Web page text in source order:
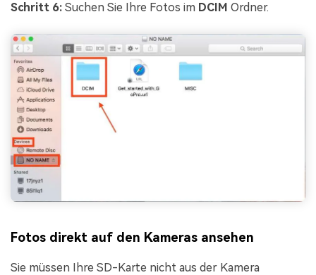
Schritt 6: Suchen Sie Ihre Fotos im DCIM Ordner.
Fotos direkt auf den Kameras ansehen
Sie müssen Ihre SD-Karte nicht aus der Kamera